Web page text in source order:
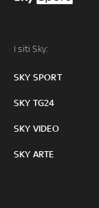
I siti Sky:
SKY SPORT
SKY TG24
SKY VIDEO
SKY ARTE